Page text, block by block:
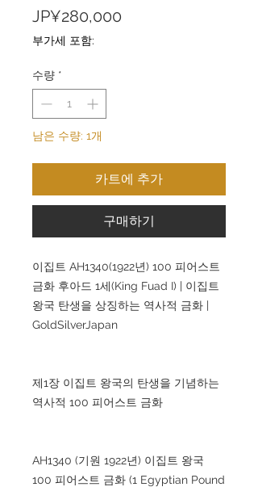
JP¥280,000
부가세 포함:
수량 *
남은 수량: 1개
카트에 추가
구매하기
이집트 AH1340(1922년) 100 피어스트
금화 후아드 1세(King Fuad I) | 이집트
왕국 탄생을 상징하는 역사적 금화 |
GoldSilverJapan
제1장 이집트 왕국의 탄생을 기념하는
역사적 100 피어스트 금화
AH1340 (기원 1922년) 이집트 왕국
100 피어스트 금화 (1 Egyptian Pound